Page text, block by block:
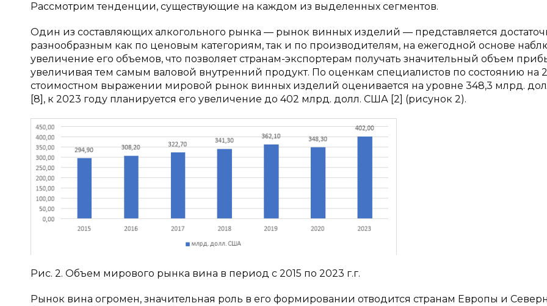
Рассмотрим тенденции, существующие на каждом из выделенных сегментов.
Один из составляющих алкогольного рынка — рынок винных изделий — представляется
разнообразным как по ценовым категориям, так и по производителям, на ежегодной основе
увеличение его объемов, что позволяет странам-экспортерам получать значительный объем
увеличивая тем самым валовой внутренний продукт. По оценкам специалистов по состоянию на
стоимостном выражении мировой рынок винных изделий оценивается на уровне 348,3 млрд.
[8], к 2023 году планируется его увеличение до 402 млрд. долл. США [2] (рисунок 2).
Рис. 2. Объем мирового рынка вина в период с 2015 по 2023 г.г.
Рынок вина огромен, значительная роль в его формировании отводится странам Европы и